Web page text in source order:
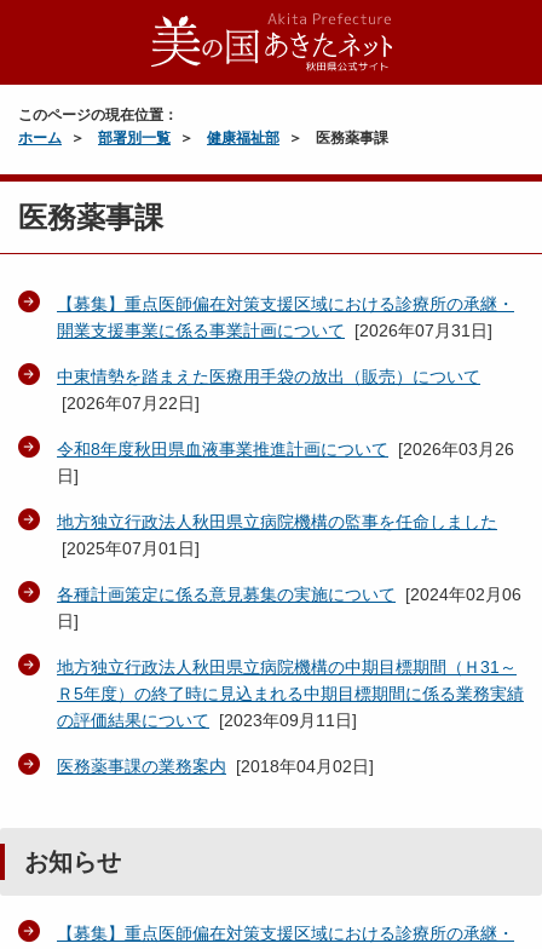
このページの現在位置：
ホーム
部署別一覧 健康福祉部 医務薬事課
医務薬事課
【募集】重点医師偏在対策支援区域における診療所の承継・
開業支援事業に係る事業計画について [2026年07月31日]
中東情勢を踏まえた医療用手袋の放出（販売）について
[2026年07月22日]
令和8年度秋田県血液事業推進計画について [2026年03月26
日]
地方独立行政法人秋田県立病院機構の監事を任命しました
[2025年07月01日]
各種計画策定に係る意見募集の実施について [2024年02月06
日]
地方独立行政法人秋田県立病院機構の中期目標期間（Ｈ31～
Ｒ5年度）の終了時に見込まれる中期目標期間に係る業務実績
の評価結果について [2023年09月11日]
医務薬事課の業務案内 [2018年04月02日]
お知らせ
【募集】重点医師偏在対策支援区域における診療所の承継・